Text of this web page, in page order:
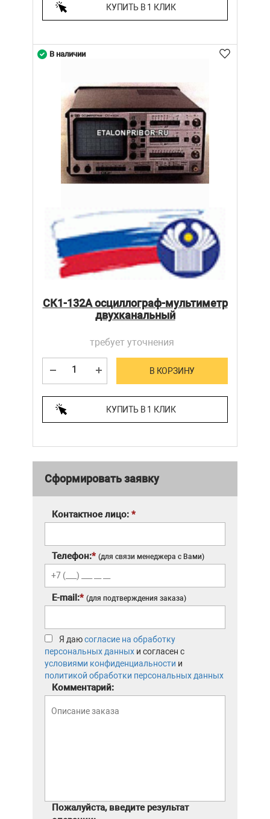
КУПИТЬ В 1 КЛИК
СК1-132А осциллограф-мультиметр
двухканальный
требует уточнения
В КОРЗИНУ
КУПИТЬ В 1 КЛИК
В наличии
Сформировать заявку
Контактное лицо: *
Телефон:* (для связи менеджера с Вами)
E-mail:* (для подтверждения заказа)
Я даюсогласие на обработку
персональных данных и согласен с
условиями конфиденциальности и
политикой обработки персональных данных
Комментарий:
Пожалуйста, введите результат